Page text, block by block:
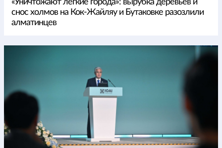
«Уничтожают легкие города»: вырубка деревьев и
снос холмов на Кок-Жайляу и Бутаковке разозлили
алматинцев